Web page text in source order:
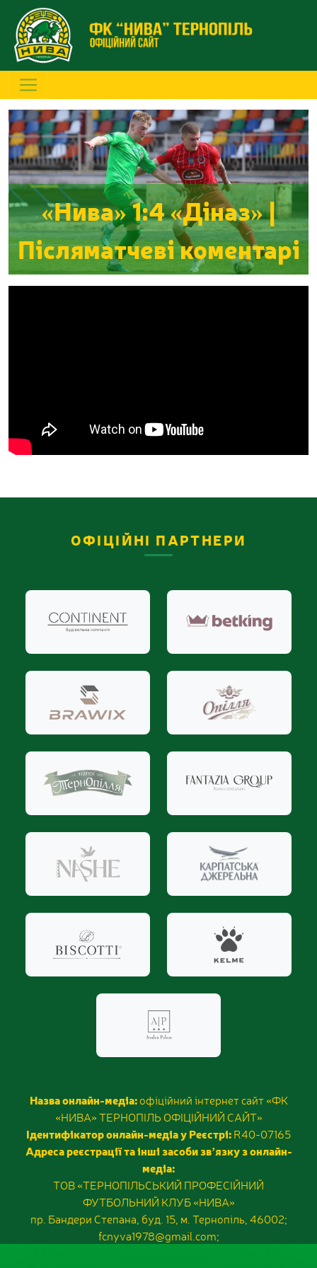
«Нива» 1:4 «Діназ» |
Післяматчеві коментарі
ОФІЦІЙНІ ПАРТНЕРИ
Назва онлайн-медіа:офіційний інтернет сайт «ФК
«НИВА» ТЕРНОПІЛЬ ОФІЦІЙНИЙ САЙТ»
Ідентифікатор онлайн-медіа у Реєстрі:R40-07165
Адреса реєстрації та інші засоби звʼязку з онлайн-
медіа:
ТОВ «ТЕРНОПІЛЬСЬКИЙ ПРОФЕСІЙНИЙ
ФУТБОЛЬНИЙ КЛУБ «НИВА»
пр. Бандери Степана, буд. 15, м. Тернопіль, 46002;
fcnyva1978@gmail.com;